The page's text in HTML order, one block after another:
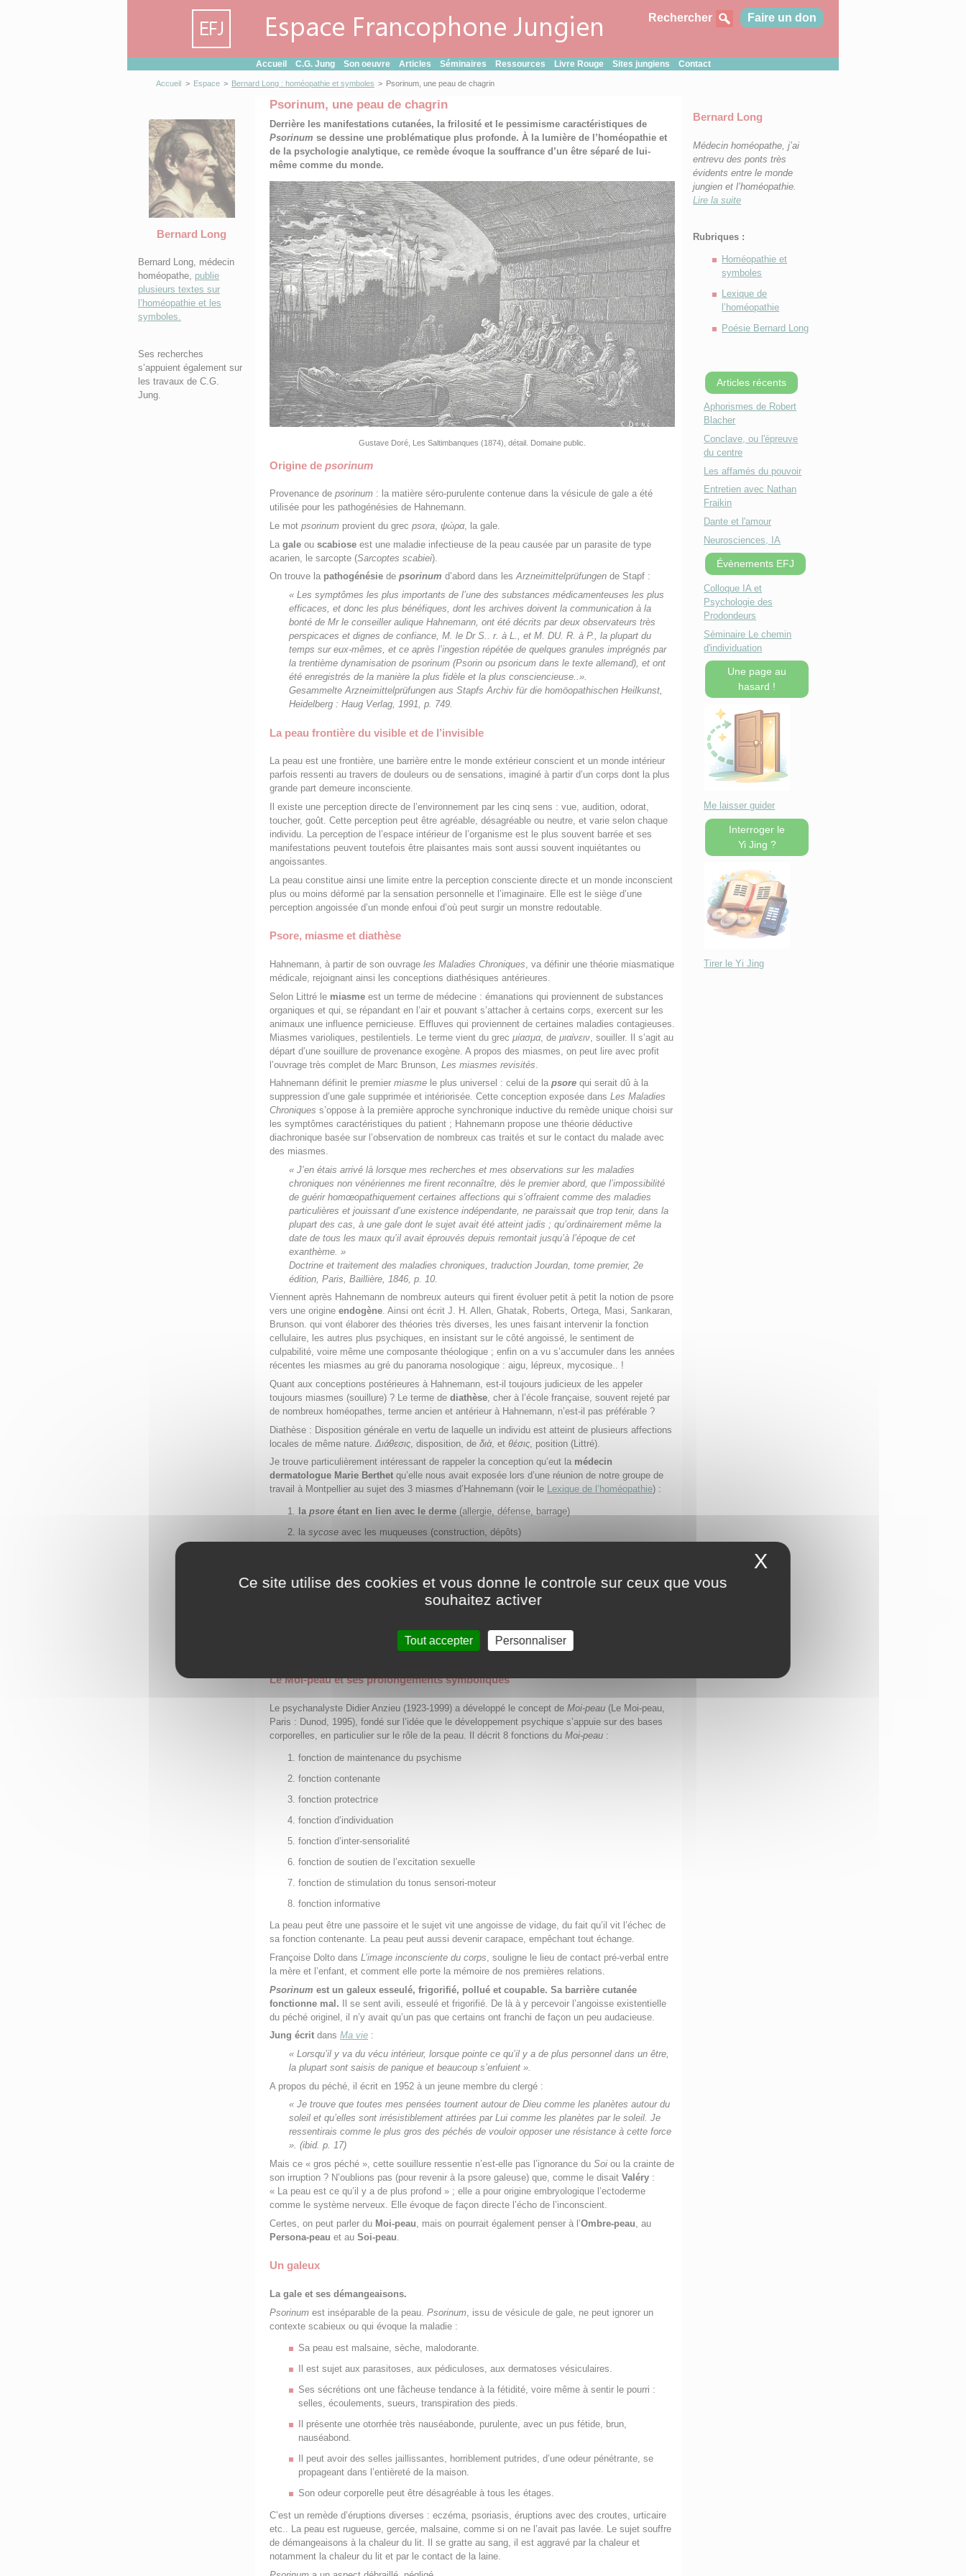
Rechercher Faire un don
Accueil C.G. Jung Son oeuvre Articles Séminaires Ressources Livre Rouge Sites jungiens Contact
Accueil > Espace > Bernard Long : homéopathie et symboles > Psorinum, une peau de chagrin
Bernard Long
Bernard Long, médecin
homéopathe, publie
plusieurs textes sur
l’homéopathie et les
symboles.
Ses recherches
s’appuient également sur
les travaux de C.G.
Jung.
Psorinum, une peau de chagrin
Derrière les manifestations cutanées, la frilosité et le pessimisme caractéristiques de
Psorinum se dessine une problématique plus profonde. À la lumière de l’homéopathie et
de la psychologie analytique, ce remède évoque la souffrance d’un être séparé de lui-
même comme du monde.
Gustave Doré, Les Saltimbanques (1874), détail. Domaine public.
Origine depsorinum
Provenance depsorinum : la matière séro-purulente contenue dans la vésicule de gale a été
utilisée pour les pathogénésies de Hahnemann.
Le motpsorinum provient du grecpsora ,ψώρα, la gale.
Lagale ouscabiose est une maladie infectieuse de la peau causée par un parasite de type
acarien, le sarcopte (Sarcoptes scabiei).
On trouve la pathogénésie depsorinum d’abord dans lesArzneimittelprüfungen de Stapf :
« Les symptômes les plus importants de l’une des substances médicamenteuses les plus
efficaces, et donc les plus bénéfiques, dont les archives doivent la communication à la
bonté de Mr le conseiller aulique Hahnemann, ont été décrits par deux observateurs très
perspicaces et dignes de confiance, M. le Dr S.. r. à L., et M. DU. R. à P., la plupart du
temps sur eux-mêmes, et ce après l’ingestion répétée de quelques granules imprégnés par
la trentième dynamisation de psorinum (Psorinou psoricum dans le texte allemand), et ont
été enregistrés de la manière la plus fidèle et la plus consciencieuse..».
Gesammelte Arzneimittelprüfungen aus Stapfs Archiv für die homöopathischen Heilkunst,
Heidelberg : Haug Verlag, 1991, p. 749.
La peau frontière du visible et de l’invisible
La peau est une frontière, une barrière entre le monde extérieur conscient et un monde intérieur
parfois ressenti au travers de douleurs ou de sensations, imaginé à partir d’un corps dont la plus
grande part demeure inconsciente.
Il existe une perception directe de l’environnement par les cinq sens : vue, audition, odorat,
toucher, goût. Cette perception peut être agréable, désagréable ou neutre, et varie selon chaque
individu. La perception de l’espace intérieur de l’organisme est le plus souvent barrée et ses
manifestations peuvent toutefois être plaisantes mais sont aussi souvent inquiétantes ou
angoissantes.
La peau constitue ainsi une limite entre la perception consciente directe et un monde inconscient
plus ou moins déformé par la sensation personnelle et l’imaginaire. Elle est le siège d’une
perception angoissée d’un monde enfoui d’où peut surgir un monstre redoutable.
Psore, miasme et diathèse
Hahnemann, à partir de son ouvrageles Maladies Chroniques , va définir une théorie miasmatique
médicale, rejoignant ainsi les conceptions diathésiques antérieures.
Selon Littré le miasme est un terme de médecine : émanations qui proviennent de substances
organiques et qui, se répandant en l’air et pouvant s’attacher à certains corps, exercent sur les
animaux une influence pernicieuse. Effluves qui proviennent de certaines maladies contagieuses.
Miasmes varioliques, pestilentiels. Le terme vient du grecμίασμα, deμιαίνειν , souiller. Il s’agit au
départ d’une souillure de provenance exogène. A propos des miasmes, on peut lire avec profit
l’ouvrage très complet de Marc Brunson,Les miasmes revisités
Hahnemann définit le premiermiasme le plus universel : celui de lapsore qui serait dû à la
suppression d’une gale supprimée et intériorisée. Cette conception exposée dansLes Maladies
Chroniques s’oppose à la première approche synchronique inductive du remède unique choisi sur
les symptômes caractéristiques du patient ; Hahnemann propose une théorie déductive
diachronique basée sur l’observation de nombreux cas traités et sur le contact du malade avec
des miasmes.
« J’en étais arrivé là lorsque mes recherches et mes observations sur les maladies
chroniques non vénériennes me firent reconnaître, dès le premier abord, que l’impossibilité
de guérir homœopathiquement certaines affections qui s’offraient comme des maladies
particulières et jouissant d’une existence indépendante, ne paraissait que trop tenir, dans la
plupart des cas, à une galedont le sujet avait été atteint jadis ; qu’ordinairement même la
date de tous les maux qu’il avait éprouvés depuis remontait jusqu’à l’époque de cet
exanthème. »
Doctrine et traitement des maladies chroniques, traduction Jourdan, tome premier, 2e
édition, Paris, Baillière, 1846, p. 10.
Viennent après Hahnemann de nombreux auteurs qui firent évoluer petit à petit la notion de psore
vers une origineendogène. Ainsi ont écrit J. H. Allen, Ghatak, Roberts, Ortega, Masi, Sankaran,
Brunson. qui vont élaborer des théories très diverses, les unes faisant intervenir la fonction
cellulaire, les autres plus psychiques, en insistant sur le côté angoissé, le sentiment de
culpabilité, voire même une composante théologique ; enfin on a vu s’accumuler dans les années
récentes les miasmes au gré du panorama nosologique : aigu, lépreux, mycosique.. !
Quant aux conceptions postérieures à Hahnemann, est-il toujours judicieux de les appeler
toujours miasmes (souillure) ? Le terme dediathèse, cher à l’école française, souvent rejeté par
de nombreux homéopathes, terme ancien et antérieur à Hahnemann, n’est-il pas préférable ?
Diathèse : Disposition générale en vertu de laquelle un individu est atteint de plusieurs affections
locales de même nature.Διάθεσις , disposition, deδιὰ, etθέσις , position (Littré).
Je trouve particulièrement intéressant de rappeler la conception qu’eut la médecin
dermatologue Marie Berthet qu’elle nous avait exposée lors d’une réunion de notre groupe de
travail à Montpellier au sujet des 3 miasmes d’Hahnemann (voir le Lexique de l’homéopathie) :
lapsore étant en lien avec le derme (allergie, défense, barrage)
lasycose avec les muqueuses (construction, dépôts)
Ce schéma simple semble très efficace et correspondre clairement aux trois types réactionnels
principaux du phénomène vivant :
Le Moi-peau et ses prolongements symboliques
Le psychanalyste Didier Anzieu (1923-1999) a développé le concept deMoi-peau (Le Moi-peau,
Paris : Dunod, 1995), fondé sur l’idée que le développement psychique s’appuie sur des bases
corporelles, en particulier sur le rôle de la peau. Il décrit 8 fonctions duMoi-peau :
fonction de maintenance du psychisme
fonction contenante
fonction protectrice
fonction d’individuation
fonction d’inter-sensorialité
fonction de soutien de l’excitation sexuelle
fonction de stimulation du tonus sensori-moteur
fonction informative
La peau peut être une passoire et le sujet vit une angoisse de vidage, du fait qu’il vit l’échec de
sa fonction contenante. La peau peut aussi devenir carapace, empêchant tout échange.
Françoise Dolto dansL’image inconsciente du corps, souligne le lieu de contact pré-verbal entre
la mère et l’enfant, et comment elle porte la mémoire de nos premières relations.
Psorinum est un galeux esseulé, frigorifié, pollué et coupable.Sa barrière cutanée
fonctionne mal. Il se sent avili, esseulé et frigorifié. De là à y percevoir l’angoisse existentielle
du péché originel, il n’y avait qu’un pas que certains ont franchi de façon un peu audacieuse.
Jung écrit dansMa vie :
« Lorsqu’il y va du vécu intérieur, lorsque pointe ce qu’il y a de plus personnel dans un être,
la plupart sont saisis de panique et beaucoup s’enfuient ».
A propos du péché, il écrit en 1952 à un jeune membre du clergé :
« Je trouve que toutes mes pensées tournent autour de Dieu comme les planètes autour du
soleil et qu’elles sont irrésistiblement attirées par Lui comme les planètes par le soleil. Je
ressentirais comme le plus gros des péchés de vouloir opposer une résistance à cette force
». (ibid. p. 17)
Mais ce « gros péché », cette souillure ressentie n’est-elle pas l’ignorance duSoi ou la crainte de
son irruption ? N’oublions pas (pour revenir à la psore galeuse) que, comme le disaitValéry :
« La peau est ce qu’il y a de plus profond » ; elle a pour origine embryologique l’ectoderme
comme le système nerveux. Elle évoque de façon directe l’écho de l’inconscient.
Certes, on peut parler du Moi-peau , mais on pourrait également penser à l’Ombre-peau , au
Persona-peau et auSoi-peau
Un galeux
La gale et ses démangeaisons.
Psorinumest inséparable de la peau.Psorinum , issu de vésicule de gale, ne peut ignorer un
contexte scabieux ou qui évoque la maladie :
Sa peau est malsaine, sèche, malodorante.
Il est sujet aux parasitoses, aux pédiculoses, aux dermatoses vésiculaires.
Ses sécrétions ont une fâcheuse tendance à la fétidité, voire même à sentir le pourri :
selles, écoulements, sueurs, transpiration des pieds.
Il présente une otorrhée très nauséabonde, purulente, avec un pus fétide, brun,
nauséabond.
Il peut avoir des selles jaillissantes, horriblement putrides, d’une odeur pénétrante, se
propageant dans l’entièreté de la maison.
Son odeur corporelle peut être désagréable à tous les étages.
C’est un remède d’éruptions diverses : eczéma, psoriasis, éruptions avec des croutes, urticaire
etc.. La peau est rugueuse, gercée, malsaine, comme si on ne l’avait pas lavée. Le sujet souffre
de démangeaisons à la chaleur du lit. Il se gratte au sang, il est aggravé par la chaleur et
notamment la chaleur du lit et par le contact de la laine.
Bernard Long
Médecin homéopathe, j’ai
entrevu des ponts très
évidents entre le monde
jungien et l’homéopathie.
Lire la suite
Rubriques :
Homéopathie et
symboles
Lexique de
l’homéopathie
Poésie Bernard Long
Articles récents
Aphorismes de Robert
Blacher
Conclave, ou l'épreuve
du centre
Les affamés du pouvoir
Entretien avec Nathan
Fraikin
Dante et l'amour
Neurosciences, IA
Évènements EFJ
Colloque IA et
Psychologie des
Prodondeurs
Séminaire Le chemin
d'individuation
Une page au
hasard !
Me laisser guider
Interroger le
Yi Jing ?
Tirer le Yi Jing
Ce site utilise des cookies et vous donne le controle sur ceux que vous
souhaitez activer
Tout accepter Personnaliser
X Masquer le